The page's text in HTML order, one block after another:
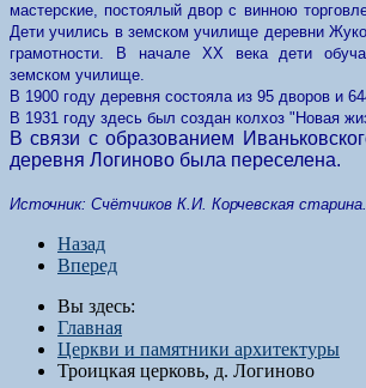
мастерские, постоялый двор с винною
Дети учились в земском училище деревни
грамотности. В начале XX века дети
земском училище.
В 1900 году деревня состояла из 95 дворов и
В 1931 году здесь был создан колхоз "Новая
В связи с образованием
деревня Логиново была переселена.
Источник: Счётчиков К.И. Корчевская
Назад
Вперед
Вы здесь:
Главная
Церкви и памятники архитектуры
Троицкая церковь, д. Логиново